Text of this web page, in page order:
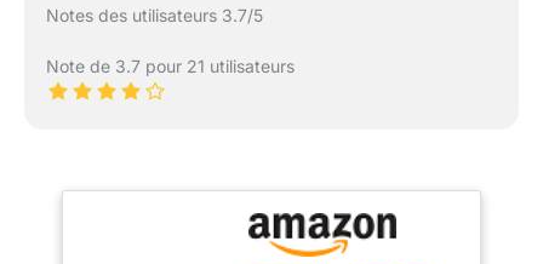
Notes des utilisateurs 3.7/5
Note de 3.7 pour 21 utilisateurs